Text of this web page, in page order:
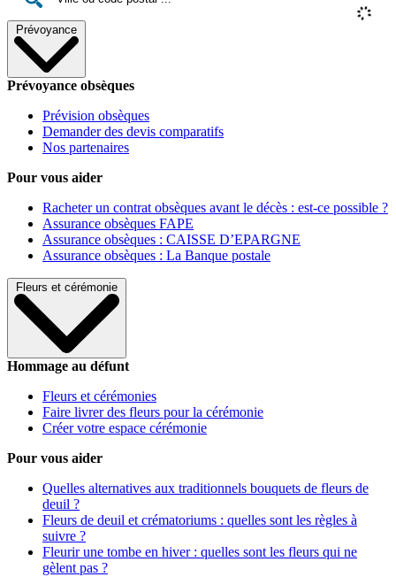
Prévoyance
Prévoyance obsèques
Prévision obsèques
Demander des devis comparatifs
Nos partenaires
Pour vous aider
Racheter un contrat obsèques avant le décès : est-ce possible ?
Assurance obsèques FAPE
Assurance obsèques : CAISSE D’EPARGNE
Assurance obsèques : La Banque postale
Fleurs et cérémonie
Hommage au défunt
Fleurs et cérémonies
Faire livrer des fleurs pour la cérémonie
Créer votre espace cérémonie
Pour vous aider
Quelles alternatives aux traditionnels bouquets de fleurs de
deuil ?
Fleurs de deuil et crématoriums : quelles sont les règles à
suivre ?
Fleurir une tombe en hiver : quelles sont les fleurs qui ne
gèlent pas ?